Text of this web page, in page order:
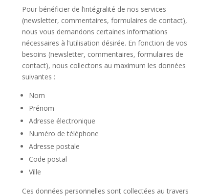
Pour bénéficier de l’intégralité de nos services
(newsletter, commentaires, formulaires de contact),
nous vous demandons certaines informations
nécessaires à l’utilisation désirée. En fonction de vos
besoins (newsletter, commentaires, formulaires de
contact), nous collectons au maximum les données
suivantes :
Nom
Prénom
Adresse électronique
Numéro de téléphone
Adresse postale
Code postal
Ville
Ces données personnelles sont collectées au travers